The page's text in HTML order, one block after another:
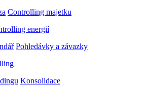
Controlling majetku
energií
Pohledávky a závazky
Konsolidace